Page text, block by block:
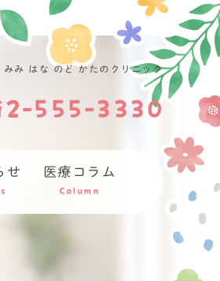
み はな のど かたのクリニック
555-3330
せ 医療コラム
Column